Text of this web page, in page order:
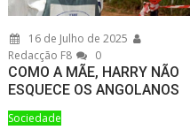
16 de Julho de 2025
Redacção F8
0
COMO A MÃE, HARRY NÃO
ESQUECE OS ANGOLANOS
Sociedade